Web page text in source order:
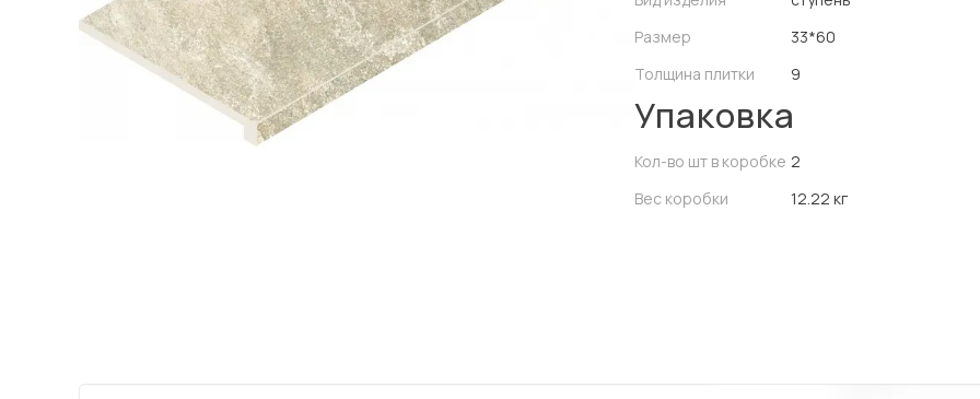
Размер
33*60
Толщина плитки
9
Упаковка
Кол-во шт в коробке 2
Вес коробки
12.22 кг